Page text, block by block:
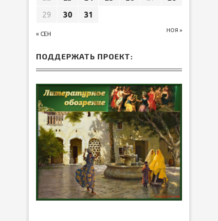
« СЕН
НОЯ »
29
30 31
ПОДДЕРЖАТЬ ПРОЕКТ: